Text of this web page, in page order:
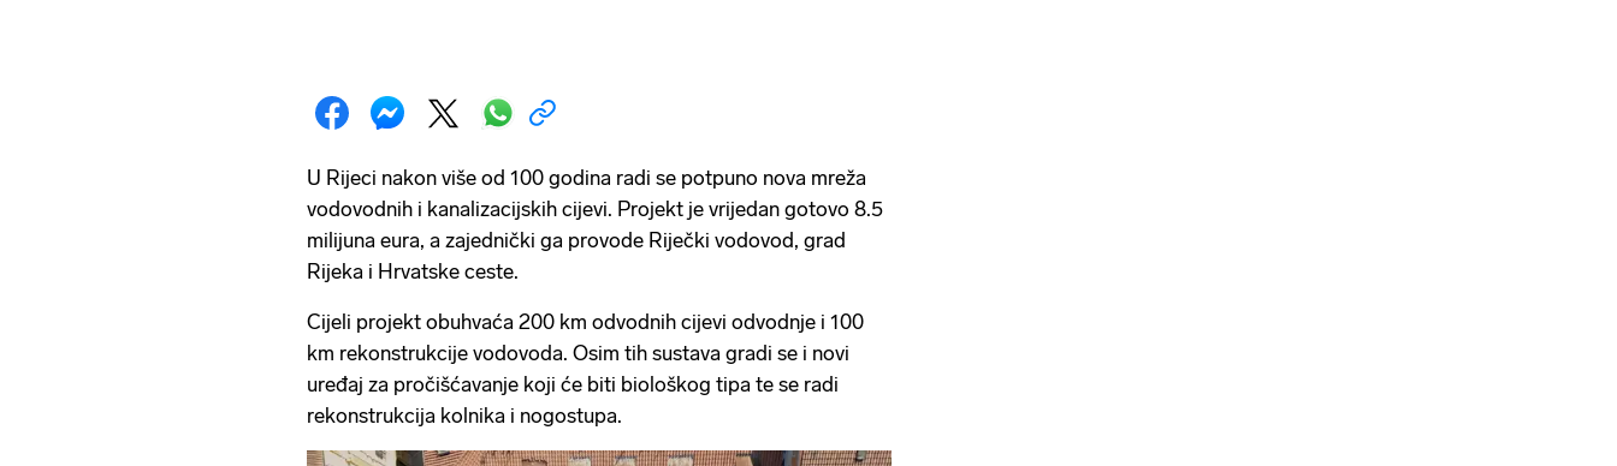
U Rijeci nakon više od 100 godina radi se potpuno nova mreža
vodovodnih i kanalizacijskih cijevi. Projekt je vrijedan gotovo 8.5
milijuna eura, a zajednički ga provode Riječki vodovod, grad
Rijeka i Hrvatske ceste.
Cijeli projekt obuhvaća 200 km odvodnih cijevi odvodnje i 100
km rekonstrukcije vodovoda. Osim tih sustava gradi se i novi
uređaj za pročišćavanje koji će biti biološkog tipa te se radi
rekonstrukcija kolnika i nogostupa.